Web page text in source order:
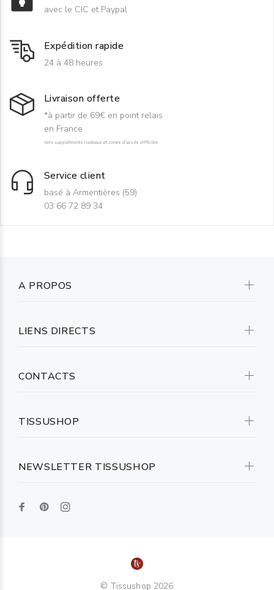
avec le CIC et Paypal
Expédition rapide
24 à 48 heures
Livraison offerte
*à partir de 69€ en point relais
en France
hors suppléments rouleaux et zones d'accès difficiles
Service client
basé à Armentières (59)
03 66 72 89 34
NEWSLETTER TISSUSHOP
A PROPOS
LIENS DIRECTS
CONTACTS
TISSUSHOP
© Tissushop 2026